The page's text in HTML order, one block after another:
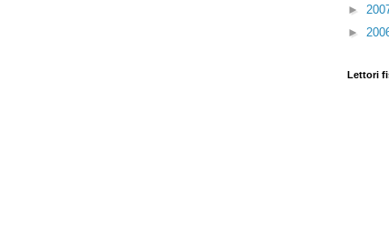
►
►
Lettori